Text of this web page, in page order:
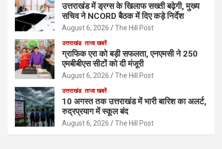
उत्तराखंड में ड्रग्स के खिलाफ सख्ती बढ़ेगी, मुख्य
सचिव ने NCORD बैठक में दिए कड़े निर्देश
August 6, 2026 The Hill Post
उत्तराखंड ताजा खबरें
ग्राफिक एरा को बड़ी सफलता, एनएमसी ने 250
एमबीबीएस सीटों को दी मंजूरी
August 6, 2026 The Hill Post
उत्तराखंड ताजा खबरें
10 अगस्त तक उत्तराखंड में भारी बारिश का अलर्ट,
रुद्रप्रयाग में स्कूल बंद
August 6, 2026 The Hill Post